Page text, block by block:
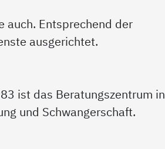
auch. Entsprechend der
ausgerichtet.
ist das Beratungszentrum in
und Schwangerschaft.